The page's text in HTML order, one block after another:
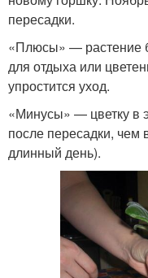
пересадки.
«Плюсы» — растение
для отдыха или
упростится уход.
«Минусы» — цветку в
после пересадки, чем
длинный день).